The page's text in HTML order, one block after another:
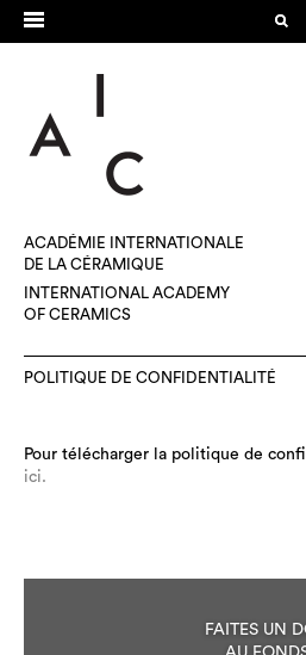
ACADÉMIE INTERNATIONALE
DE LA CÉRAMIQUE
INTERNATIONAL ACADEMY
OF CERAMICS
POLITIQUE DE CONFIDENTIALITÉ
Pour télécharger la politique de
ici.
FAITES UN